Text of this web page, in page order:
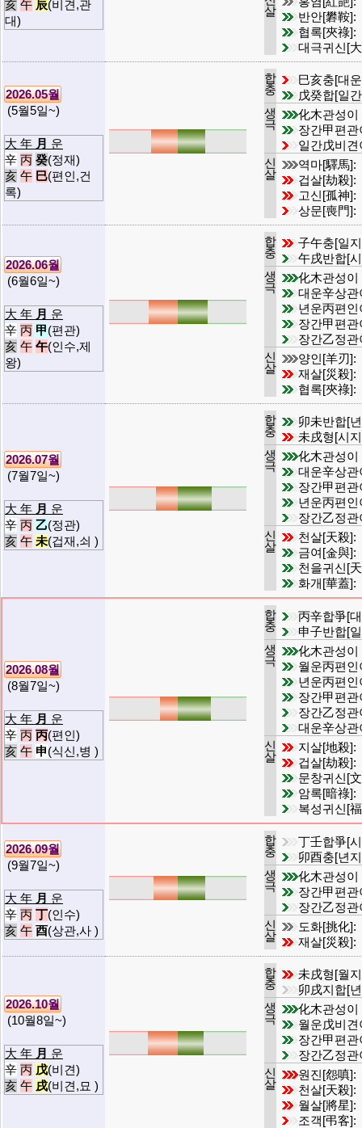
亥 午 辰(비견,관
대)
살
반안[礬鞍]:
협록[夾祿]:
대극귀신[
2026.05월
(5월5일~)
大 年 月 운
辛 丙 癸(정재)
亥 午 巳(편인,건
록)
합
충
巳亥충[대
戊癸합[일
생
극
化木관성
장간甲편
일간戊비
신
살
역마[驛馬]:
겁살[劫殺]:
고신[孤神]:
상문[喪門]:
2026.06월
(6월6일~)
大 年 月 운
辛 丙 甲(편관)
亥 午 午(인수,제
왕)
합
충
子午충[일
午戌반합[
생
극
化木관성
대운辛상
년운丙편
장간甲편
장간乙정
신
살
양인[羊刃]:
재살[災殺]:
협록[夾祿]:
2026.07월
(7월7일~)
大 年 月 운
辛 丙 乙(정관)
亥 午 未(겁재,쇠 )
합
충
卯未반합[
未戌형[시
생
극
化木관성
대운辛상
장간甲편
년운丙편
장간乙정
신
살
천살[天殺]:
금여[金與]:
천을귀신[
화개[華蓋]:
2026.08월
(8월7일~)
大 年 月 운
辛 丙 丙(편인)
亥 午 申(식신,병 )
합
충
丙辛합爭[
申子반합[
생
극
化木관성
월운丙편
년운丙편
장간甲편
장간乙정
대운辛상
신
살
지살[地殺]:
겁살[劫殺]:
문창귀신[
암록[暗祿]:
복성귀신[
2026.09월
(9월7일~)
大 年 月 운
辛 丙 丁(인수)
亥 午 酉(상관,사 )
합
충
丁壬합爭[
卯酉충[년
생
극
化木관성
장간甲편
장간乙정
신
살
도화[挑化]:
재살[災殺]:
2026.10월
(10월8일~)
大 年 月 운
辛 丙 戊(비견)
亥 午 戌(비견,묘 )
합
충
未戌형[월
卯戌지합[
생
극
化木관성
월운戊비
장간甲편
장간乙정
신
살
원진[怨嗔]:
천살[天殺]:
월살[將星]:
조객[弔客]: